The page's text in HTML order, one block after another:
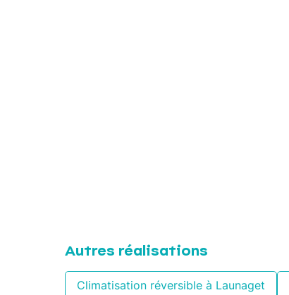
Autres réalisations
Climatisation réversible à Launaget